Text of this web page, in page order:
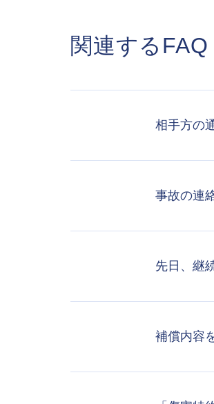
関連するFAQ
相手方の
事故の連
先日、継
補償内容